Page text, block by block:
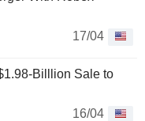
17/04
Billlion Sale to
16/04